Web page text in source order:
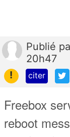
Publié
20h47
!
citer
Freebox
reboot